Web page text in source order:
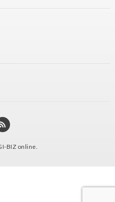
BIZ online.